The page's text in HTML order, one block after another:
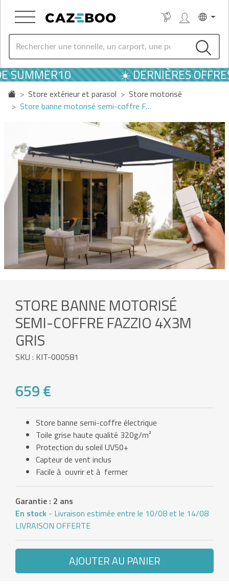
☀️ DERNIÈRES OFFRES
Store extérieur et parasol
Store motorisé
Store banne motorisé semi-coffre F…
STORE BANNE MOTORISÉ
SEMI-COFFRE FAZZIO 4X3M
GRIS
SKU : KIT-000581
659 €
Store banne semi-coffre électrique
Toile grise haute qualité 320g/m²
Protection du soleil UV50+
Capteur de vent inclus
Facile à ouvrir et à fermer
Garantie : 2 ans
En stock - Livraison estimée entre le 10/08 et le 14/08
LIVRAISON OFFERTE
AJOUTER AU PANIER